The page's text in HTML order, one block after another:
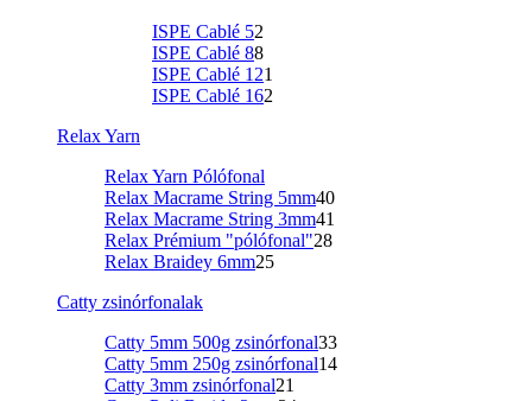
ISPE Cablé 52
ISPE Cablé 88
ISPE Cablé 121
ISPE Cablé 162
Relax Yarn
Relax Yarn Pólófonal
Relax Macrame String 5mm40
Relax Macrame String 3mm41
Relax Prémium "pólófonal"28
Relax Braidey 6mm25
Catty zsinórfonalak
Catty 5mm 500g zsinórfonal33
Catty 5mm 250g zsinórfonal14
Catty 3mm zsinórfonal21